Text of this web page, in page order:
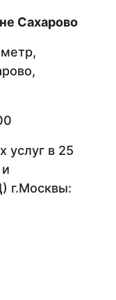
Сахарово
услуг в 25
г.Москвы: